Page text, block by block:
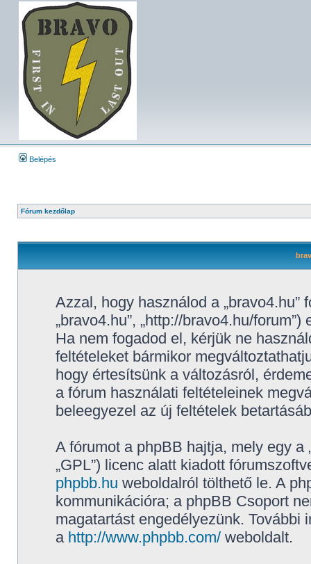
Belépés
Fórum kezdőlap
Azzal, hogy használod a „bravo4.hu”
„bravo4.hu”, „http://bravo4.hu/
Ha nem fogadod el, kérjük ne
feltételeket bármikor
hogy értesítsünk a változásról,
a fórum használati feltételeinek
beleegyezel az új feltételek
A fórumot a phpBB hajtja, mely egy a
„GPL”) licenc alatt kiadott
phpbb.hu weboldalról tölthető le. A
kommunikációra; a phpBB Csoport
magatartást engedélyezünk. További
a http://www.phpbb.com/ weboldalt.